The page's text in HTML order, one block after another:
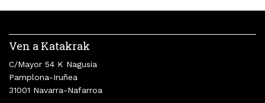
Ven a Katakrak
C/Mayor 54 K Nagusia
Pamplona-Iruñea
31001 Navarra-Nafarroa